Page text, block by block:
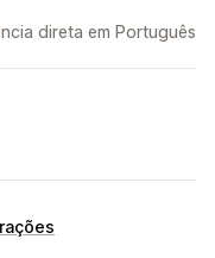
direta em Português